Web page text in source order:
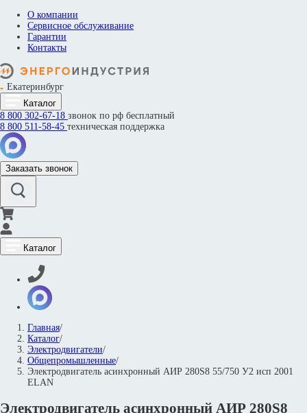
О компании
Сервисное обслуживание
Гарантии
Контакты
Екатеринбург
Каталог
8 800 302-67-18 звонок по рф бесплатный
8 800 511-58-45 техническая поддержка
Заказать звонок
Каталог
Главная/
Каталог/
Электродвигатели/
Общепромышленные/
Электродвигатель асинхронный АИР 280S8 55/750 У2 исп 2001
ELAN
Электродвигатель асинхронный АИР 280S8